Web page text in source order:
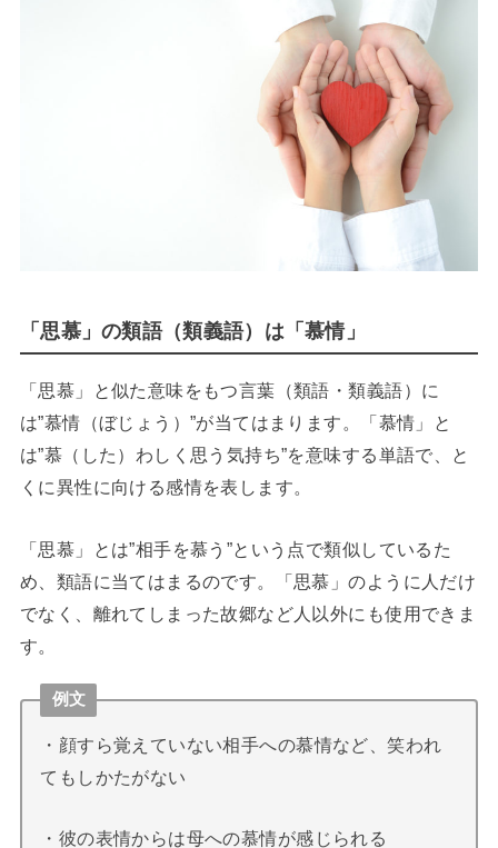
「思慕」の類語（類義語）は「慕情」
「思慕」と似た意味をもつ言葉（類語・類義語）に
は”慕情（ぼじょう）”が当てはまります。「慕情」と
は”慕（した）わしく思う気持ち”を意味する単語で、と
くに異性に向ける感情を表します。
「思慕」とは”相手を慕う”という点で類似しているた
め、類語に当てはまるのです。「思慕」のように人だけ
でなく、離れてしまった故郷など人以外にも使用できま
す。
例文
・顔すら覚えていない相手への慕情など、笑われ
てもしかたがない
・彼の表情からは母への慕情が感じられる